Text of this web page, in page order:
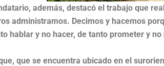
además, destacó el trabajo que
administramos. Decimos y hacemos
hablar y no hacer, de tanto prometer y no
que se encuentra ubicado en el